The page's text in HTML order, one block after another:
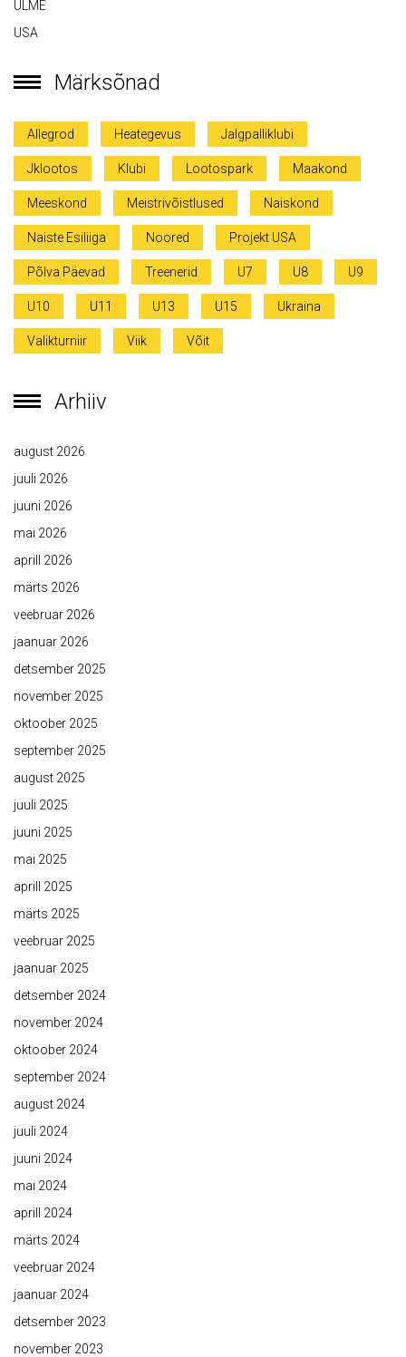
ULME
USA
Märksõnad
Allegrod Heategevus Jalgpalliklubi
Jklootos Klubi Lootospark Maakond
Meeskond Meistrivõistlused Naiskond
Naiste Esiliiga Noored Projekt USA
Põlva Päevad Treenerid U7 U8 U9
U10 U11 U13 U15 Ukraina
Valikturniir Viik Võit
Arhiiv
august 2026
juuli 2026
juuni 2026
mai 2026
aprill 2026
märts 2026
veebruar 2026
jaanuar 2026
detsember 2025
november 2025
oktoober 2025
september 2025
august 2025
juuli 2025
juuni 2025
mai 2025
aprill 2025
märts 2025
veebruar 2025
jaanuar 2025
detsember 2024
november 2024
oktoober 2024
september 2024
august 2024
juuli 2024
juuni 2024
mai 2024
aprill 2024
märts 2024
veebruar 2024
jaanuar 2024
detsember 2023
november 2023